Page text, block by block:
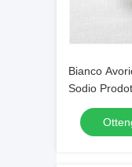
Bianco
Sodio
Peso